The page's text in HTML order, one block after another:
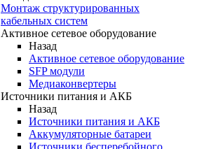
Монтаж структурированных
кабельных систем
Активное сетевое оборудование
Назад
Активное сетевое оборудование
SFP модули
Медиаконвертеры
Источники питания и АКБ
Назад
Источники питания и АКБ
Аккумуляторные батареи
Источники бесперебойного